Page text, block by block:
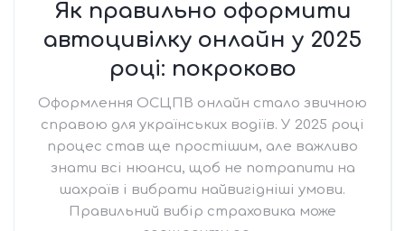
Як правильно оформити
автоцивілку онлайн у 2025
році: покроково
Оформлення ОСЦПВ онлайн стало звичною
справою для українських водіїв. У 2025 році
процес став ще простішим, але важливо
знати всі нюанси, щоб не потрапити на
шахраїв і вибрати найвигідніші умови.
Правильний вибір страховика може